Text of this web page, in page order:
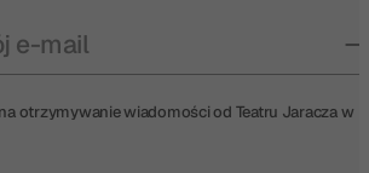
otrzymywanie wiadomości od Teatru Jaracza w